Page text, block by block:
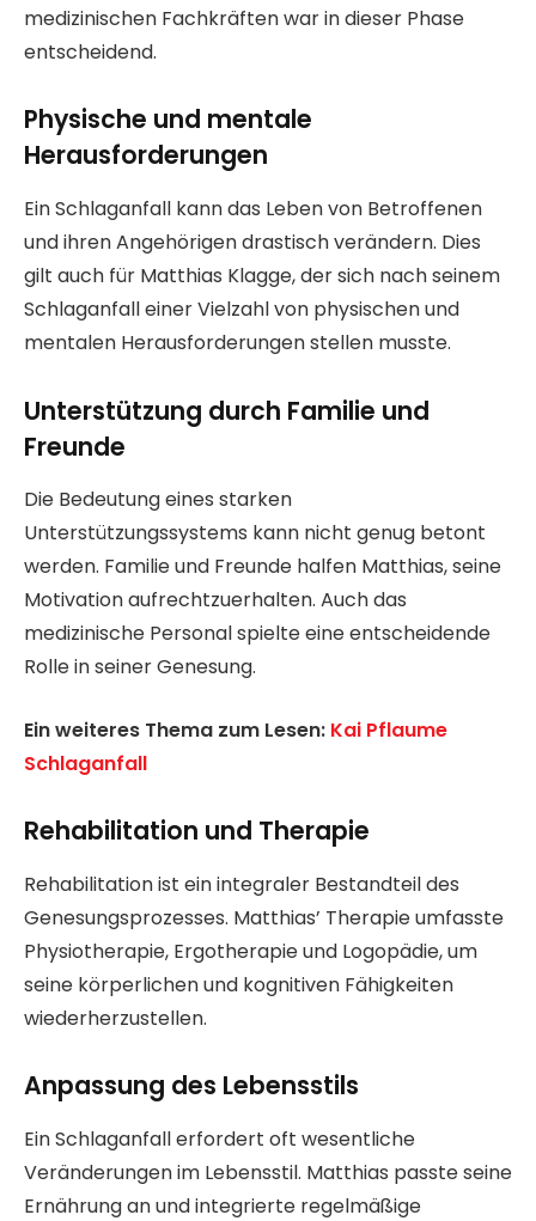
medizinischen Fachkräften war in dieser Phase
entscheidend.
Physische und mentale
Herausforderungen
Ein Schlaganfall kann das Leben von Betroffenen
und ihren Angehörigen drastisch verändern. Dies
gilt auch für Matthias Klagge, der sich nach seinem
Schlaganfall einer Vielzahl von physischen und
mentalen Herausforderungen stellen musste.
Unterstützung durch Familie und
Freunde
Die Bedeutung eines starken
Unterstützungssystems kann nicht genug betont
werden. Familie und Freunde halfen Matthias, seine
Motivation aufrechtzuerhalten. Auch das
medizinische Personal spielte eine entscheidende
Rolle in seiner Genesung.
Ein weiteres Thema zum Lesen: Kai Pflaume
Schlaganfall
Rehabilitation und Therapie
Rehabilitation ist ein integraler Bestandteil des
Genesungsprozesses. Matthias’ Therapie umfasste
Physiotherapie, Ergotherapie und Logopädie, um
seine körperlichen und kognitiven Fähigkeiten
wiederherzustellen.
Anpassung des Lebensstils
Ein Schlaganfall erfordert oft wesentliche
Veränderungen im Lebensstil. Matthias passte seine
Ernährung an und integrierte regelmäßige